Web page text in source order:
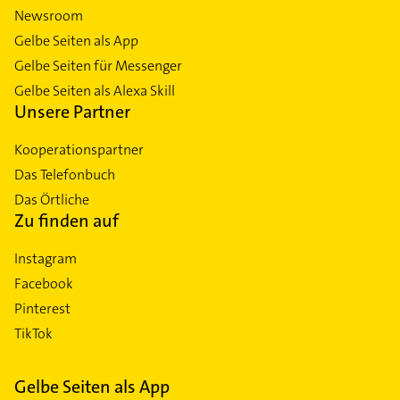
Newsroom
Gelbe Seiten als App
Gelbe Seiten für Messenger
Gelbe Seiten als Alexa Skill
Unsere Partner
Kooperationspartner
Das Telefonbuch
Das Örtliche
Zu finden auf
Instagram
Facebook
Pinterest
TikTok
Gelbe Seiten als App